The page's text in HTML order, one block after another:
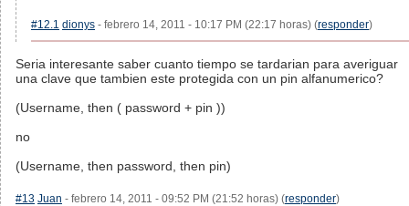
#12.1 dionys - febrero 14, 2011 - 10:17 PM (22:17 horas) (responder)
Seria interesante saber cuanto tiempo se tardarian para averiguar
una clave que tambien este protegida con un pin alfanumerico?
(Username, then ( password + pin ))
no
(Username, then password, then pin)
#13 Juan - febrero 14, 2011 - 09:52 PM (21:52 horas) (responder)